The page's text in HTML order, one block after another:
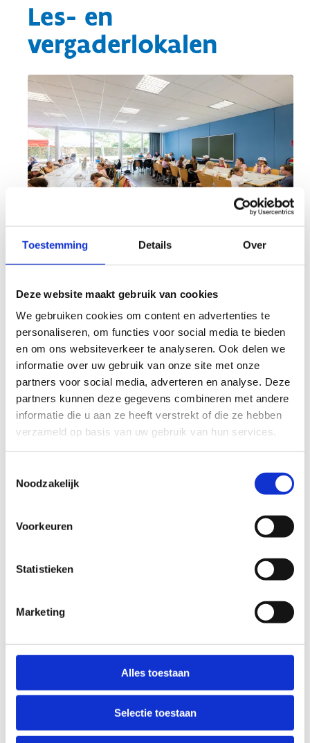
Toestemming Details Over
Deze website maakt gebruik van cookies
We gebruiken cookies om content en advertenties te
personaliseren, om functies voor social media te bieden
en om ons websiteverkeer te analyseren. Ook delen we
informatie over uw gebruik van onze site met onze
partners voor social media, adverteren en analyse. Deze
partners kunnen deze gegevens combineren met andere
informatie die u aan ze heeft verstrekt of die ze hebben
verzameld op basis van uw gebruik van hun services.
Noodzakelijk
Voorkeuren
Statistieken
Marketing
Alles toestaan
Selectie toestaan
Les- en
vergaderlokalen
We hebben drie ruimtes ter beschikking die
verschillende doeleinden kunnen hebben.
Sommige groepen (scholen) gebruiken deze als
klaslokaal en geven er les. Andere groepen zoals
bedrijven of topsportclubs gebruiken deze
lokalen als vergaderlokaal of staff only. Meestal
worden deze lokalen echter gebruikt als
ontspanningszaal waar kinderen/sporters
spelletjes spelen, brieven schrijven of een film
kijken. Je vult het gebruik van de zalen dus in
zoals jij wil.
De uitrusting in de lokalen is variabel:
krijtbord.
projectiescherm.
scherm met clickshare systeem. Dit toestel kan in
Bekijk de tarieven